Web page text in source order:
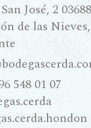
una
José, 2 03688
de las Nieves,
548 01 07